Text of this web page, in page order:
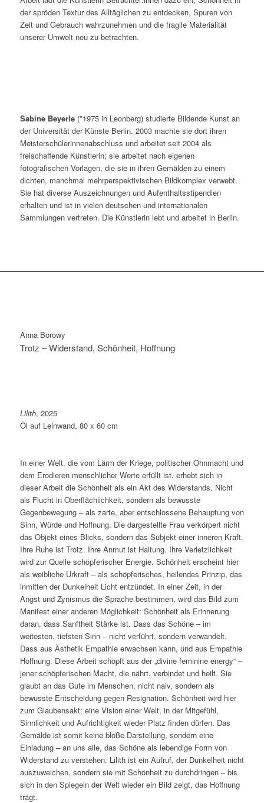
der spröden Textur des Alltäglichen zu entdecken, Spuren von
Zeit und Gebrauch wahrzunehmen und die fragile Materialität
unserer Umwelt neu zu betrachten.
Sabine Beyerle(*1975 in Leonberg) studierte Bildende Kunst an
der Universität der Künste Berlin. 2003 machte sie dort ihren
Meisterschülerinnenabschluss und arbeitet seit 2004 als
freischaffende Künstlerin; sie arbeitet nach eigenen
fotografischen Vorlagen, die sie in ihren Gemälden zu einem
dichten, manchmal mehrperspektivischen Bildkomplex verwebt.
Sie hat diverse Auszeichnungen und Aufenthaltsstipendien
erhalten und ist in vielen deutschen und internationalen
Sammlungen vertreten. Die Künstlerin lebt und arbeitet in Berlin.
Anna Borowy
Trotz – Widerstand, Schönheit, Hoffnung
Lilith, 2025
Öl auf Leinwand, 80 x 60 cm
In einer Welt, die vom Lärm der Kriege, politischer Ohnmacht und
dem Erodieren menschlicher Werte erfüllt ist, erhebt sich in
dieser Arbeit die Schönheit als ein Akt des Widerstands. Nicht
als Flucht in Oberflächlichkeit, sondern als bewusste
Gegenbewegung – als zarte, aber entschlossene Behauptung von
Sinn, Würde und Hoffnung. Die dargestellte Frau verkörpert nicht
das Objekt eines Blicks, sondern das Subjekt einer inneren Kraft.
Ihre Ruhe ist Trotz. Ihre Anmut ist Haltung. Ihre Verletzlichkeit
wird zur Quelle schöpferischer Energie. Schönheit erscheint hier
als weibliche Urkraft – als schöpferisches, heilendes Prinzip, das
inmitten der Dunkelheit Licht entzündet. In einer Zeit, in der
Angst und Zynismus die Sprache bestimmen, wird das Bild zum
Manifest einer anderen Möglichkeit: Schönheit als Erinnerung
daran, dass Sanftheit Stärke ist. Dass das Schöne – im
weitesten, tiefsten Sinn – nicht verführt, sondern verwandelt.
Dass aus Ästhetik Empathie erwachsen kann, und aus Empathie
Hoffnung. Diese Arbeit schöpft aus der „divine feminine energy“ –
jener schöpferischen Macht, die nährt, verbindet und heilt. Sie
glaubt an das Gute im Menschen, nicht naiv, sondern als
bewusste Entscheidung gegen Resignation. Schönheit wird hier
zum Glaubensakt: eine Vision einer Welt, in der Mitgefühl,
Sinnlichkeit und Aufrichtigkeit wieder Platz finden dürfen. Das
Gemälde ist somit keine bloße Darstellung, sondern eine
Einladung – an uns alle, das Schöne als lebendige Form von
Widerstand zu verstehen. Lilith ist ein Aufruf, der Dunkelheit nicht
auszuweichen, sondern sie mit Schönheit zu durchdringen – bis
sich in den Spiegeln der Welt wieder ein Bild zeigt, das Hoffnung
trägt.